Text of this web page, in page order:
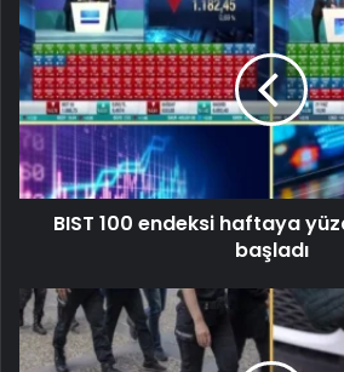
BIST 100 endeksi haftaya
başladı